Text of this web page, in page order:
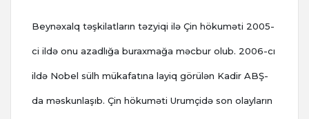
Beynəxalq təşkilatların təzyiqi ilə Çin hökuməti 2005-
ci ildə onu azadlığa buraxmağa məcbur olub. 2006-cı
ildə Nobel sülh mükafatına layiq görülən Kadir ABŞ-
da məskunlaşıb. Çin hökuməti Urumçidə son olayların